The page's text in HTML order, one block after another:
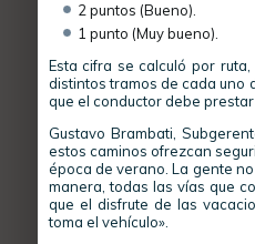
2 puntos (Bueno).
1 punto (Muy bueno).
Esta cifra se calculó por
distintos tramos de cada uno
que el conductor debe
Gustavo Brambati,
estos caminos ofrezcan
época de verano. La gente
manera, todas las vías que
que el disfrute de las
toma el vehículo».